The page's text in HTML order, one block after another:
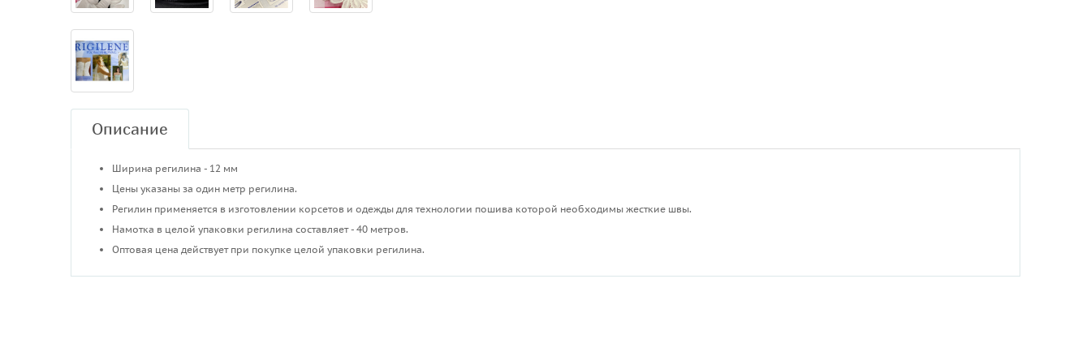
Описание
Ширина регилина - 12 мм
Цены указаны за один метр регилина.
Регилин применяется в изготовлении корсетов и одежды для технологии пошива которой необходимы жесткие швы.
Намотка в целой упаковки регилина составляет - 40 метров.
Оптовая цена действует при покупке целой упаковки регилина.